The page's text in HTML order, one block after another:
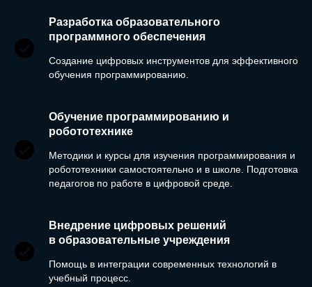
Разработка образовательного
программного обеспечения
Создание цифровых инструментов для эффективного
обучения программированию.
Обучение программированию и
робототехнике
Методики и курсы для изучения программирования и
робототехники самостоятельно и в школе. Подготовка
педагогов по работе в цифровой среде.
Внедрение цифровых решений
в образовательные учреждения
Помощь в интеграции современных технологий в
учебный процесс.